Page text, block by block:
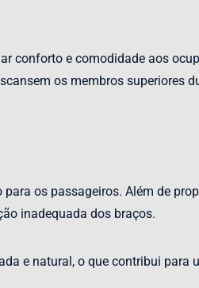
conforto e comodidade aos
os membros superiores
os passageiros. Além de
inadequada dos braços.
e natural, o que contribui